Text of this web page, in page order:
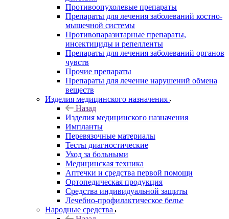
Противоопухолевые препараты
Препараты для лечения заболеваний костно-
мышечной системы
Противопаразитарные препараты,
инсектициды и репелленты
Препараты для лечения заболеваний органов
чувств
Прочие препараты
Препараты для лечение нарушений обмена
веществ
Изделия медицинского назначения
Назад
Изделия медицинского назначения
Импланты
Перевязочные материалы
Тесты диагностические
Уход за больными
Медицинская техника
Аптечки и средства первой помощи
Ортопедическая продукция
Средства индивидуальной защиты
Лечебно-профилактическое белье
Народные средства